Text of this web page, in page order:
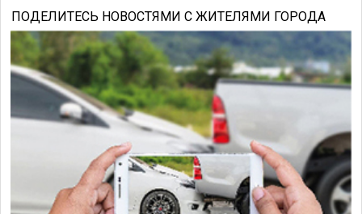
ПОДЕЛИТЕСЬ НОВОСТЯМИ С ЖИТЕЛЯМИ ГОРОДА